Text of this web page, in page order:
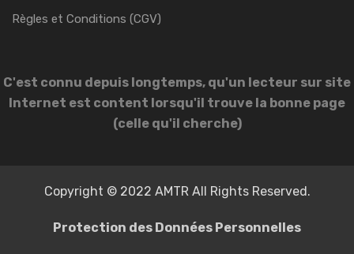
Règles et Conditions (CGV)
C'est connu depuis longtemps, qu'un lecteur sur site
Internet est content lorsqu'il trouve la bonne page
(celle qu'il cherche)
Copyright © 2022 AMTR All Rights Reserved.
Protection des Données Personnelles